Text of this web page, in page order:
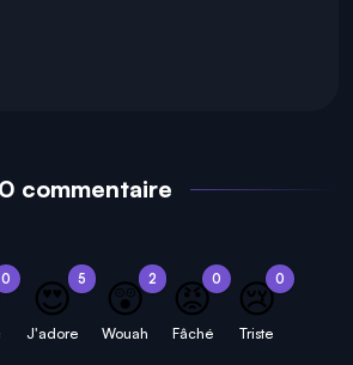
0 commentaire
0 5
😍
J'adore
2
😲
Wouah
0
😡
Fâché
0
😢
Triste